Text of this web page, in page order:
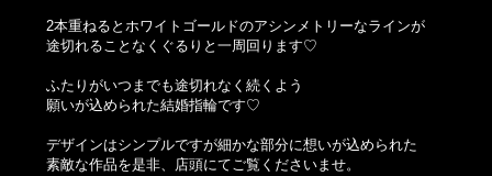
2本重ねるとホワイトゴールドのアシンメトリーなラインが
途切れることなくぐるりと一周回ります♡
ふたりがいつまでも途切れなく続くよう
願いが込められた結婚指輪です♡
デザインはシンプルですが細かな部分に想いが込められた
素敵な作品を是非、店頭にてご覧くださいませ。